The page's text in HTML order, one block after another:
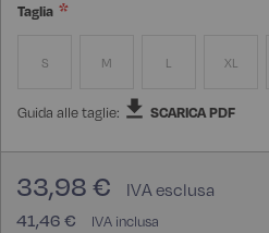
Taglia
S M L XL
Guida alle taglie: SCARICA PDF
41,46 €
33,98 €